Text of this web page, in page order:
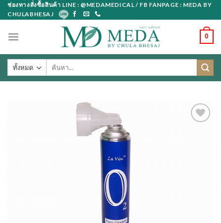
Skip
to
ช่องทางสั่งซื้อสินค้า LINE : @MEDAMEDICAL / FB FANPAGE : MEDA BY
CHULABHESAJ
0
ค้นหา: